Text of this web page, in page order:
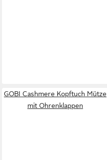
GOBI Cashmere Kopftuch Mütze
mit Ohrenklappen